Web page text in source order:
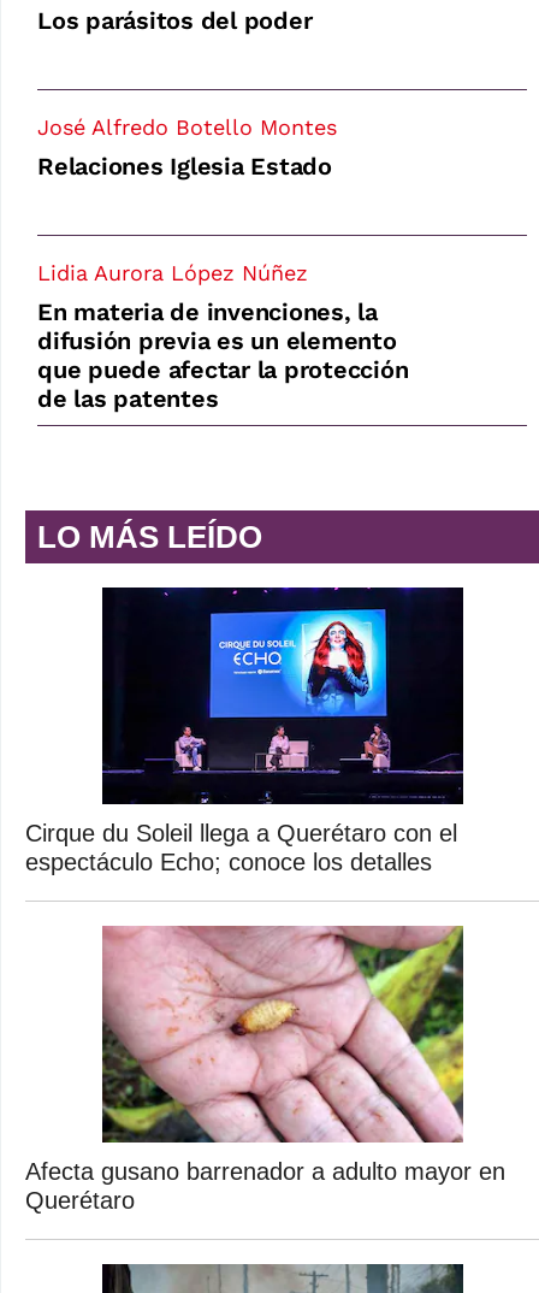
Los parásitos del poder
José Alfredo Botello Montes
Relaciones Iglesia Estado
Lidia Aurora López Núñez
En materia de invenciones, la
difusión previa es un elemento
que puede afectar la protección
de las patentes
LO MÁS LEÍDO
Cirque du Soleil llega a Querétaro con el
espectáculo Echo; conoce los detalles
Afecta gusano barrenador a adulto mayor en
Querétaro